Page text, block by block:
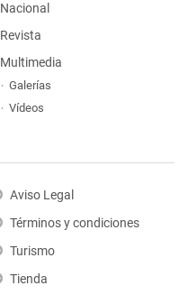
Nacional
Revista
Multimedia
Galerías
Vídeos
Aviso Legal
Términos y condiciones
Turismo
Tienda